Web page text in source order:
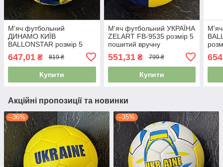
М'яч футбольний
ДИНАМО КИЇВ
BALLONSTAR розмір 5
647,01 ₴ 819 ₴
Купити
М'яч футбольний УКРАЇНА
ZELART FB-9535 розмір 5
пошитий вручну
551,31₴ 799 ₴
Купити
Акційні пропозиції та новинки
–36% –35%